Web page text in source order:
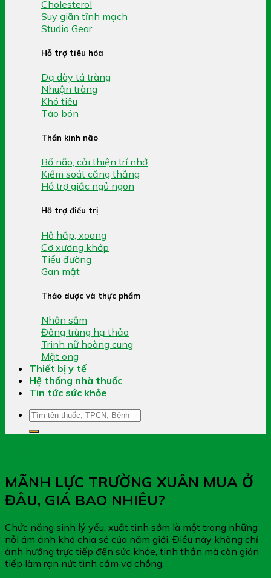
Cholesterol
Suy giãn tĩnh mạch
Studio Gear
Hỗ trợ tiêu hóa
Dạ dày tá tràng
Nhuận tràng
Khó tiêu
Táo bón
Thần kinh não
Bổ não, cải thiện trí nhớ
Kiểm soát căng thẳng
Hỗ trợ giấc ngủ ngon
Hỗ trợ điều trị
Hô hấp, xoang
Cơ xương khớp
Tiểu đường
Gan mật
Thảo dược và thực phẩm
Nhân sâm
Đông trùng hạ thảo
Trinh nữ hoàng cung
Mật ong
Thiết bị y tế
Hệ thống nhà thuốc
Tin tức sức khỏe
Tìm
kiếm:
MÃNH LỰC TRƯỜNG XUÂN MUA Ở
ĐÂU, GIÁ BAO NHIÊU?
Chức năng sinh lý yếu, xuất tinh sớm là một trong những
nỗi ám ảnh khó chia sẻ của năm giới. Điều này không chỉ
ảnh hưởng trực tiếp đến sức khỏe, tinh thần mà còn gián
tiếp làm rạn nứt tình cảm vợ chồng.